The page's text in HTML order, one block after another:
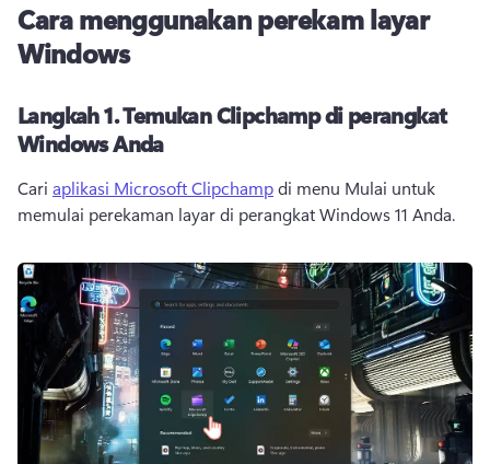
Cara menggunakan perekam layar
Windows
Langkah 1.Temukan Clipchamp di perangkat
Windows Anda
Cari aplikasi Microsoft Clipchamp di menu Mulai untuk
memulai perekaman layar di perangkat Windows 11 Anda.